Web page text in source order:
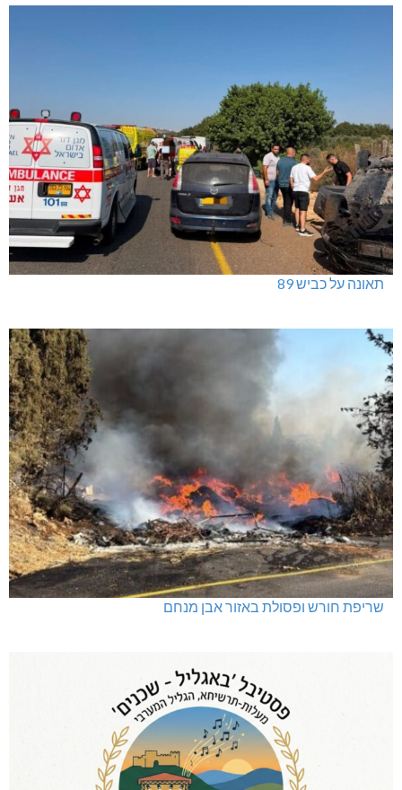
תאונה על כביש 89
שריפת חורש ופסולת באזור אבן מנחם